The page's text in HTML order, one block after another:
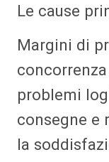
Le cause
Margini di
problemi
consegne e
la